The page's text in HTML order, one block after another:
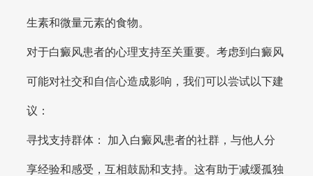
生素和微量元素的食物。
对于白癜风患者的心理支持至关重要。考虑到白癜风
可能对社交和自信心造成影响，我们可以尝试以下建
议：
寻找支持群体： 加入白癜风患者的社群，与他人分
享经验和感受，互相鼓励和支持。这有助于减缓孤独